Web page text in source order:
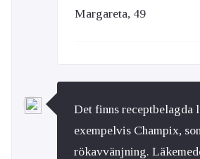
Margareta, 49
Det finns receptbelagda
exempelvis Champix,
rökavvänjning.